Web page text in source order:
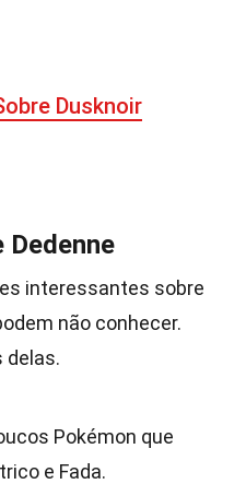
Dusknoir
Dedenne
interessantes sobre
não conhecer.
delas.
Pokémon que
e Fada.